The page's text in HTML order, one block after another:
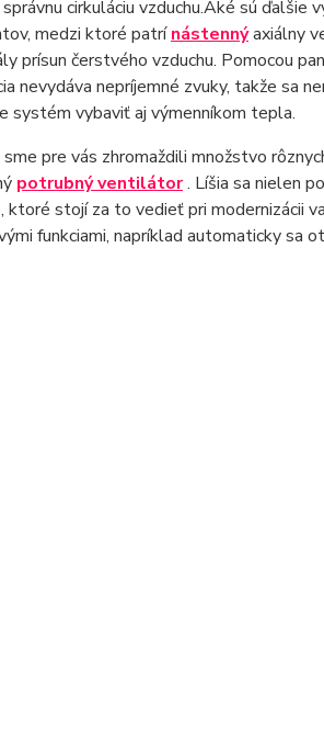
cirkuláciu vzduchu.Aké sú ďalšie
medzi ktoré patrínástennýaxiálny
prísun čerstvého vzduchu. Pomocou
nevydáva nepríjemné zvuky, takže sa
systém vybaviť aj výmenníkom tepla.
pre vás zhromaždili množstvo
potrubný ventilátor. Líšia sa nielen
stojí za to vedieť pri modernizácii
funkciami, napríklad automaticky sa